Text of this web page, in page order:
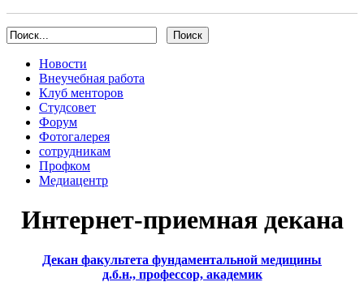
Новости
Внеучебная работа
Клуб менторов
Студсовет
Форум
Фотогалерея
сотрудникам
Профком
Медиацентр
Интернет-приемная декана
Декан факультета фундаментальной медицины
д.б.н., профессор, академик